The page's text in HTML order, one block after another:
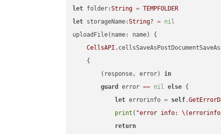
let folder:String = TEMPFOLDER
let storageName:String? = nil
uploadFile(name: name) {
CellsAPI
    {
        (response, error)
in
guard
error == nil else {
let errorinfo = self.
print ( "error info: \(errorinfo
return